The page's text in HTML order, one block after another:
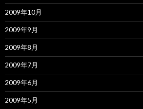
2009年10月
2009年9月
2009年8月
2009年7月
2009年6月
2009年5月